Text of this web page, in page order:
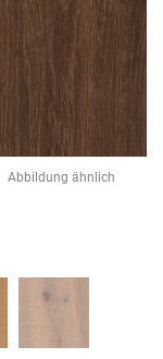
Abbildung ähnlich